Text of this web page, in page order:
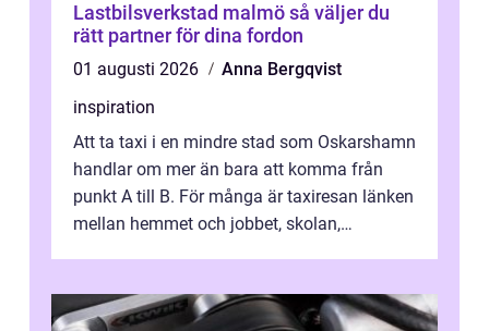
Lastbilsverkstad malmö så väljer du
rätt partner för dina fordon
01 augusti 2026
Anna Bergqvist
inspiration
Att ta taxi i en mindre stad som Oskarshamn
handlar om mer än bara att komma från
punkt A till B. För många är taxiresan länken
mellan hemmet och jobbet, skolan,